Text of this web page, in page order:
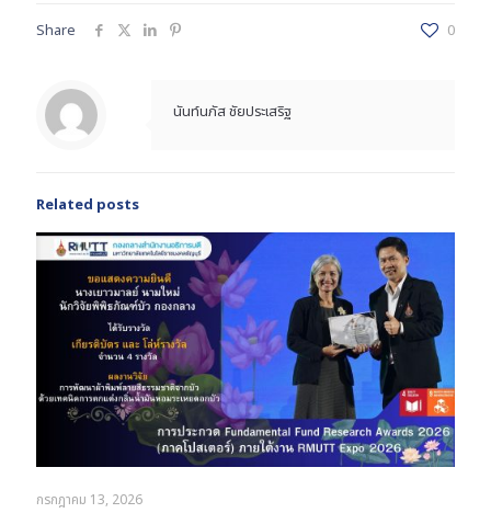
Share 0
นันท์นภัส ชัยประเสริฐ
Related posts
กรกฎาคม 13, 2026